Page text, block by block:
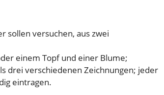
sollen versuchen, aus zwei
einem Topf und einer Blume;
drei verschiedenen Zeichnungen; jeder
eintragen.